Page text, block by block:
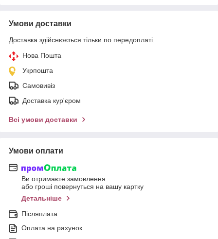
Умови доставки
Доставка здійснюється тільки по передоплаті.
Нова Пошта
Укрпошта
Самовивіз
Доставка кур'єром
Всі умови доставки
Умови оплати
Ви отримаєте замовлення
або гроші повернуться на вашу картку
Детальніше
Післяплата
Оплата на рахунок